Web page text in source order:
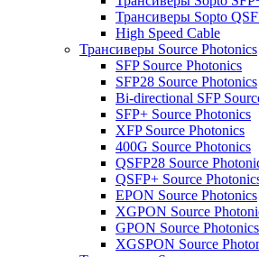
Трансиверы Sopto
High Speed Cable
Трансиверы Source Photonics
SFP Source Photonics
SFP28 Source Photonics
Bi-directional SFP
SFP+ Source Photonics
XFP Source Photonics
400G Source Photonics
QSFP28 Source
QSFP+ Source
EPON Source Photonics
XGPON Source
GPON Source Photonics
XGSPON Source